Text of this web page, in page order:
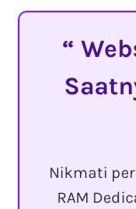
Nikmati
RAM